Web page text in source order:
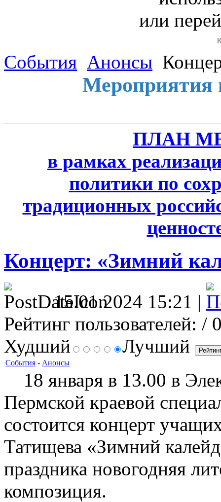
или
События Анонсы
Мероприятия
ПЛАН
в рамках
политики по
традиционных
Концерт: «Зимний
15.01.2024 15:21 |
Рейтинг пользователей: /
Худший
Лучший
События - Анонсы
18 января в 13.00 в
Пермской краевой
состоится концерт
Татищева «Зимний
праздника новогодняя
композиция.